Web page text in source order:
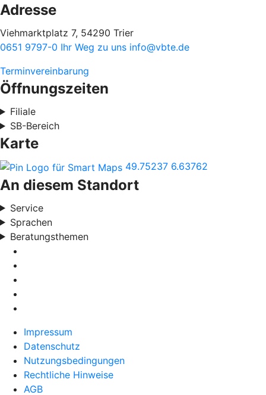
Adresse
Viehmarktplatz 7, 54290 Trier
0651 9797-0 Ihr Weg zu uns info@vbte.de
Terminvereinbarung
Öffnungszeiten
Filiale
SB-Bereich
Karte
49.75237 6.63762
An diesem Standort
Service
Sprachen
Beratungsthemen
Impressum
Datenschutz
Nutzungsbedingungen
Rechtliche Hinweise
AGB